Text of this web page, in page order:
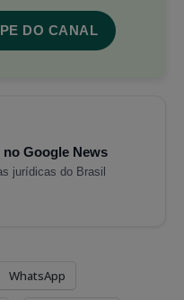
DO CANAL
Google News
jurídicas do Brasil
WhatsApp